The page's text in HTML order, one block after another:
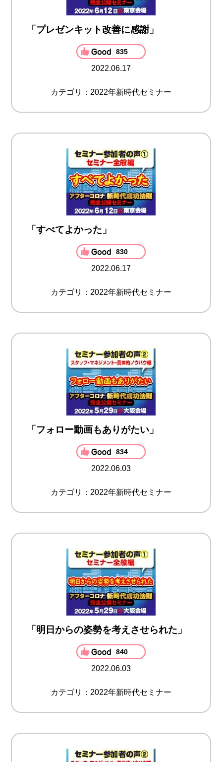
「プレゼンキット改善に感謝」
835
2022.06.17
カテゴリ：2022年新時代セミナー
「すべてよかった」
830
2022.06.17
カテゴリ：2022年新時代セミナー
「フォロー動画もありがたい」
834
2022.06.03
カテゴリ：2022年新時代セミナー
「明日からの姿勢を考えさせられた」
840
2022.06.03
カテゴリ：2022年新時代セミナー